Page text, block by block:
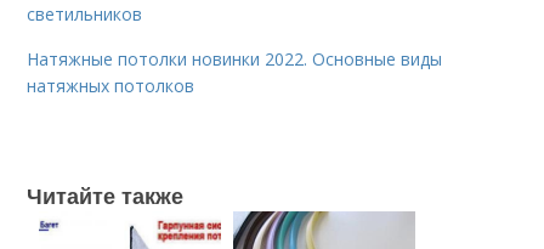
светильников
Натяжные потолки новинки 2022. Основные виды
натяжных потолков
Читайте также